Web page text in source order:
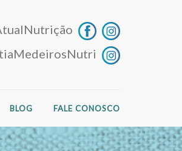
BLOG FALE CONOSCO